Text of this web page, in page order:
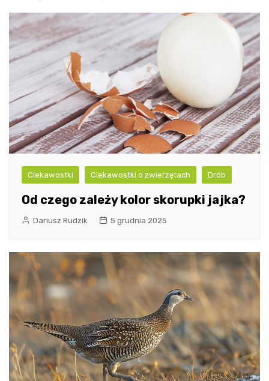
Ciekawostki Ciekawostki o zwierzętach Drób
Od czego zależy kolor skorupki jajka?
Dariusz Rudzik 5 grudnia 2025